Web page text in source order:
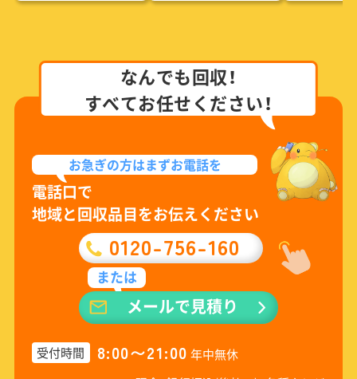
なんでも回収！
すべてお任せください！
お急ぎの方はまずお電話を
電話口で
地域と回収品目をお伝えください
0120-756-160
または
メールで見積り
受付時間 8:00〜21:00 年中無休